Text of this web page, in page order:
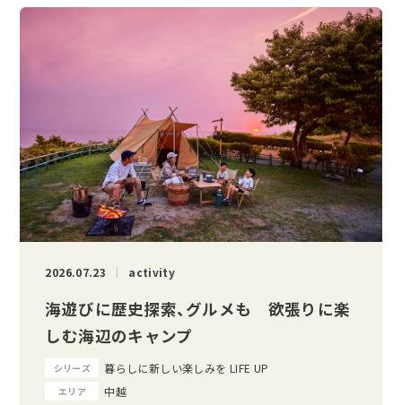
2026.07.23 activity
海遊びに歴史探索、グルメも 欲張りに楽
しむ海辺のキャンプ
シリーズ 暮らしに新しい楽しみを LIFE UP
エリア 中越